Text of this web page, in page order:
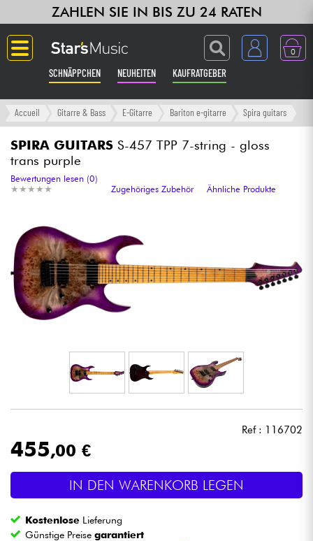
ZAHLEN SIE IN BIS ZU 24 RATEN
0
SCHNÄPPCHEN NEUHEITEN KAUFRATGEBER
Langue
Gitarre & Bass
Verstärker & Effekte
Synths & samplers
Studio
Mikros
Licht
Accueil Gitarre & Bass E-Gitarre Bariton e-gitarre Spira guitars
SPIRA GUITARS S-457 TPP 7-string - gloss
trans purple
★ ★ ★ ★ ★
★ ★ ★ ★ ★
Bewertungen lesen (0)
Zugehöriges Zubehör
Ähnliche Produkte
Ref : 116702
455,00 €
IN DEN WARENKORB LEGEN
Kostenlose Lieferung
Günstige Preisegarantiert